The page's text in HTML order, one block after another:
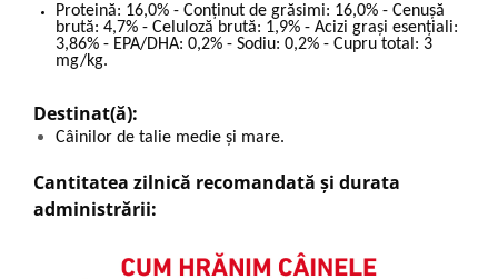
Proteină: 16,0% - Conţinut de grăsimi: 16,0% - Cenuşă
brută: 4,7% - Celuloză brută: 1,9% - Acizi graşi esenţiali:
3,86% - EPA/DHA: 0,2% - Sodiu: 0,2% - Cupru total: 3
mg/kg.
Destinat(ă):
Câinilor de talie medie și mare.
Cantitatea zilnică recomandată și durata
administrării: